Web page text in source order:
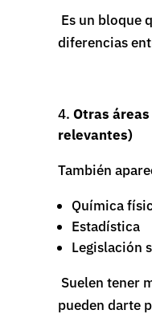
Es un bloque
diferencias
Otras
relevantes)
También
Química
Estadística
Legislación
Suelen tener
pueden darte